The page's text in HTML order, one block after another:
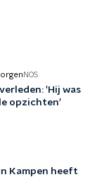
NOS
'Hij was
opzichten'
Kampen heeft